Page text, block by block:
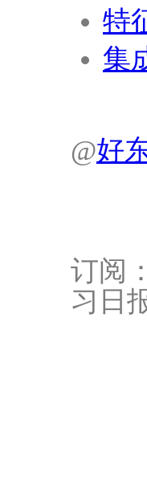
特
集
@好
订阅
习日